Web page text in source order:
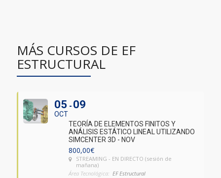
MÁS CURSOS DE EF
ESTRUCTURAL
05
OCT
09
TEORÍA DE ELEMENTOS FINITOS Y
ANÁLISIS ESTÁTICO LINEAL UTILIZANDO
SIMCENTER 3D - NOV
800,00€
STREAMING - EN DIRECTO (sesión de
mañana)
Área Tecnológica: EF Estructural